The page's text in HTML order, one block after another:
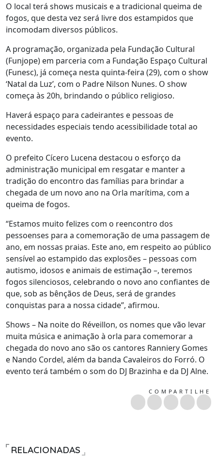
O local terá shows musicais e a tradicional queima de
fogos, que desta vez será livre dos estampidos que
incomodam diversos públicos.
A programação, organizada pela Fundação Cultural
(Funjope) em parceria com a Fundação Espaço Cultural
(Funesc), já começa nesta quinta-feira (29), com o show
‘Natal da Luz’, com o Padre Nilson Nunes. O show
começa às 20h, brindando o público religioso.
Haverá espaço para cadeirantes e pessoas de
necessidades especiais tendo acessibilidade total ao
evento.
O prefeito Cícero Lucena destacou o esforço da
administração municipal em resgatar e manter a
tradição do encontro das famílias para brindar a
chegada de um novo ano na Orla marítima, com a
queima de fogos.
“Estamos muito felizes com o reencontro dos
pessoenses para a comemoração de uma passagem de
ano, em nossas praias. Este ano, em respeito ao público
sensível ao estampido das explosões – pessoas com
autismo, idosos e animais de estimação –, teremos
fogos silenciosos, celebrando o novo ano confiantes de
que, sob as bênçãos de Deus, será de grandes
conquistas para a nossa cidade”, afirmou.
Shows – Na noite do Réveillon, os nomes que vão levar
muita música e animação à orla para comemorar a
chegada do novo ano são os cantores Ranniery Gomes
e Nando Cordel, além da banda Cavaleiros do Forró. O
evento terá também o som do DJ Brazinha e da DJ Alne.
COMPARTILHE
RELACIONADAS